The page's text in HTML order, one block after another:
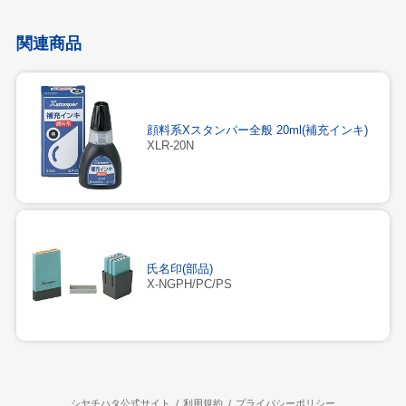
関連商品
顔料系Xスタンパー全般 20ml(補充インキ)
XLR-20N
氏名印(部品)
X-NGPH/PC/PS
シヤチハタ公式サイト 利用規約 プライバシーポリシー